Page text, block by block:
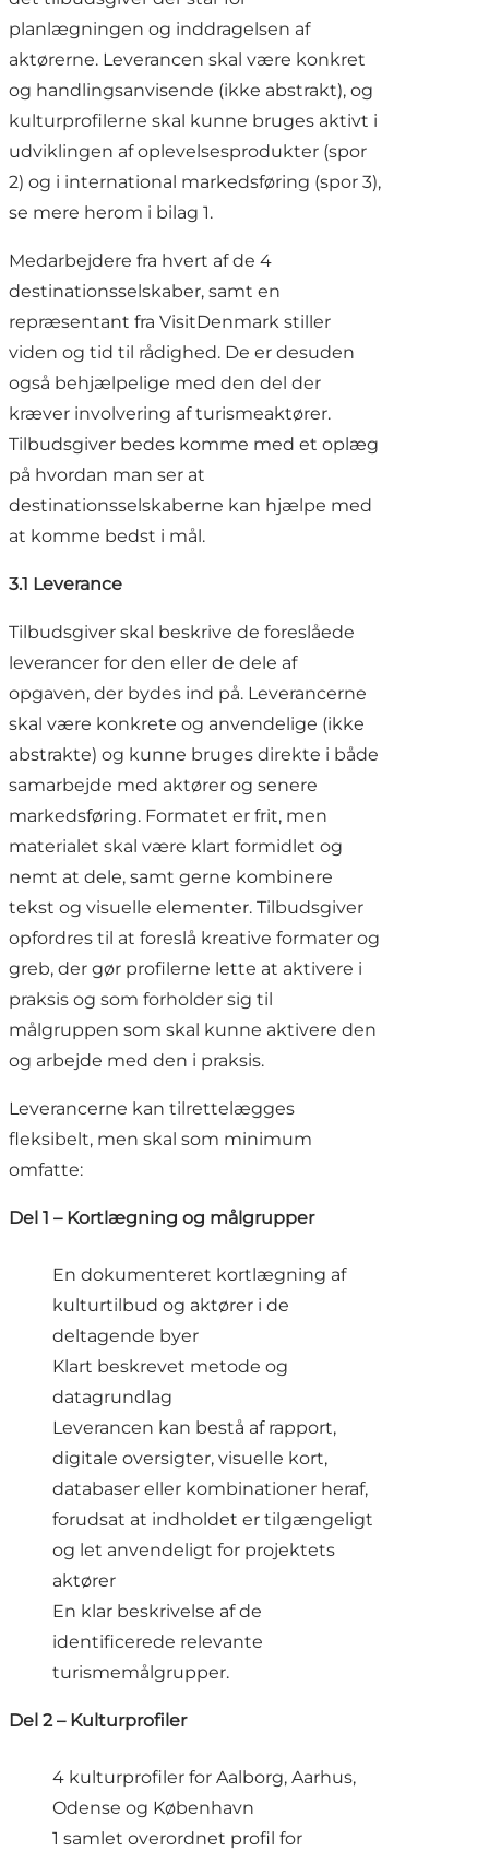
planlægningen og inddragelsen af
aktørerne. Leverancen skal være konkret
og handlingsanvisende (ikke abstrakt), og
kulturprofilerne skal kunne bruges aktivt i
udviklingen af oplevelsesprodukter (spor
2) og i international markedsføring (spor 3),
se mere herom i bilag 1.
Medarbejdere fra hvert af de 4
destinationsselskaber, samt en
repræsentant fra VisitDenmark stiller
viden og tid til rådighed. De er desuden
også behjælpelige med den del der
kræver involvering af turismeaktører.
Tilbudsgiver bedes komme med et oplæg
på hvordan man ser at
destinationsselskaberne kan hjælpe med
at komme bedst i mål.
3.1 Leverance
Tilbudsgiver skal beskrive de foreslåede
leverancer for den eller de dele af
opgaven, der bydes ind på. Leverancerne
skal være konkrete og anvendelige (ikke
abstrakte) og kunne bruges direkte i både
samarbejde med aktører og senere
markedsføring. Formatet er frit, men
materialet skal være klart formidlet og
nemt at dele, samt gerne kombinere
tekst og visuelle elementer. Tilbudsgiver
opfordres til at foreslå kreative formater og
greb, der gør profilerne lette at aktivere i
praksis og som forholder sig til
målgruppen som skal kunne aktivere den
og arbejde med den i praksis.
Leverancerne kan tilrettelægges
fleksibelt, men skal som minimum
omfatte:
Del 1 – Kortlægning og målgrupper
En dokumenteret kortlægning af
kulturtilbud og aktører i de
deltagende byer
Klart beskrevet metode og
datagrundlag
Leverancen kan bestå af rapport,
digitale oversigter, visuelle kort,
databaser eller kombinationer heraf,
forudsat at indholdet er tilgængeligt
og let anvendeligt for projektets
aktører
En klar beskrivelse af de
identificerede relevante
turismemålgrupper.
Del 2 – Kulturprofiler
4 kulturprofiler for Aalborg, Aarhus,
Odense og København
1 samlet overordnet profil for